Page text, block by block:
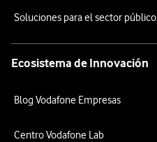
Soluciones para el sector público
Ecosistema de Innovación
Blog Vodafone Empresas
Centro Vodafone Lab